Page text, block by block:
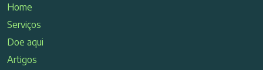
Home
Serviços
Doe aqui
Artigos